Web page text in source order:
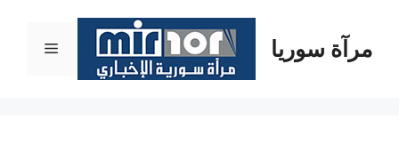
المحتوىمرآة سوريا القائمة